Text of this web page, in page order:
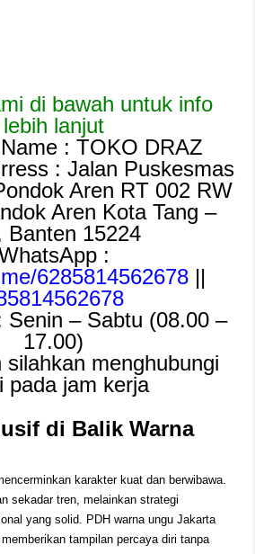
di bawah untuk info
lebih lanjut
: TOKO DRAZ
: Jalan Puskesmas
Aren RT 002 RW
Aren Kota Tang –
Banten 15224
:
6285814562678||
Senin – Sabtu (08.00 –
17.00)
silahkan menghubungi
pada jam kerja
di Balik Warna
karakter kuat dan berwibawa.
sekadar tren, melainkan strategi
yang solid. PDH warna ungu Jakarta
tampilan percaya diri tanpa